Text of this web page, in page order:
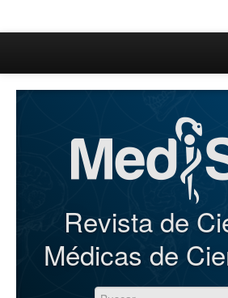
Inicio
Iniciar sesión
Registrarse
Revista de
Médicas de